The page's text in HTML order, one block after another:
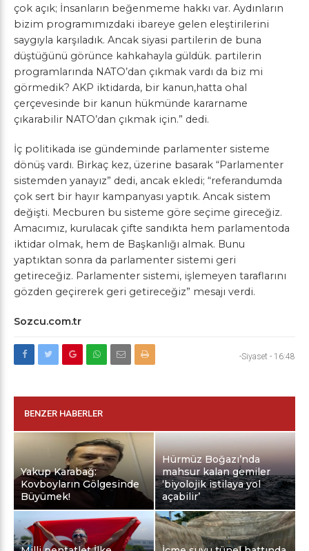
çok açık; İnsanların beğenmeme hakkı var. Aydınların
bizim programımızdaki ibareye gelen eleştirilerini
saygıyla karşıladık. Ancak siyasi partilerin de buna
düştüğünü görünce kahkahayla güldük. partilerin
programlarında NATO’dan çıkmak vardı da biz mi
görmedik? AKP iktidarda, bir kanun,hatta ohal
çerçevesinde bir kanun hükmünde kararname
çıkarabilir NATO’dan çıkmak için.” dedi.
İç politikada ise gündeminde parlamenter sisteme
dönüş vardı. Birkaç kez, üzerine basarak “Parlamenter
sistemden yanayız” dedi, ancak ekledi; “referandumda
çok sert bir hayır kampanyası yaptık. Ancak sistem
değişti. Mecburen bu sisteme göre seçime gireceğiz.
Amacımız, kurulacak çifte sandıkta hem parlamentoda
iktidar olmak, hem de Başkanlığı almak. Bunu
yaptıktan sonra da parlamenter sistemi geri
getireceğiz. Parlamenter sistemi, işlemeyen taraflarını
gözden geçirerek geri getireceğiz” mesajı verdi.
Sozcu.com.tr
-Siyaset - 16:48
BENZER HABERLER
Yakup Karabağ:
Kovboyların Gölgesinde
Büyümek!
Hürmüz Boğazı’nda
mahsur kalan gemiler
‘biyolojik istilaya yol
açabilir’